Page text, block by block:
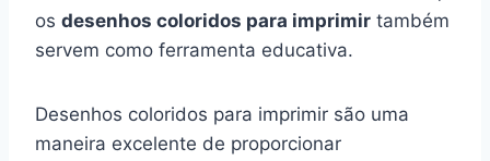
os desenhos coloridos para imprimir também
servem como ferramenta educativa.
Desenhos coloridos para imprimir são uma
maneira excelente de proporcionar